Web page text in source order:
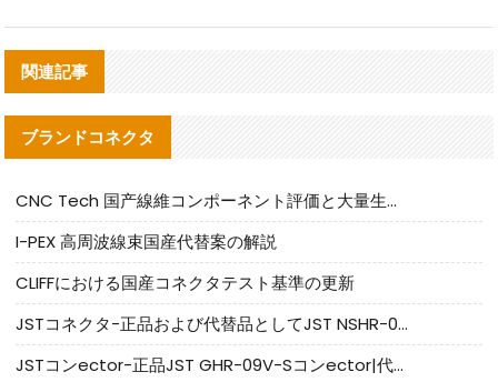
関連記事
ブランドコネクタ
CNC Tech 国产線維コンポーネント評価と大量生産適合ガイド
I-PEX 高周波線束国産代替案の解説
CLIFFにおける国産コネクタテスト基準の更新
JSTコネクタ-正品および代替品としてJST NSHR-02V-Sコネクタを提供します
JSTコンector-正品JST GHR-09V-Sコンector|代替品提供